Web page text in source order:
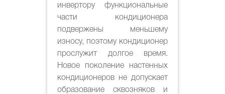
инвертору функциональные
части кондиционера
подвержены меньшему
износу, поэтому кондиционер
прослужит долгое время.
Новое поколение настенных
кондиционеров не допускает
образование сквозняков и